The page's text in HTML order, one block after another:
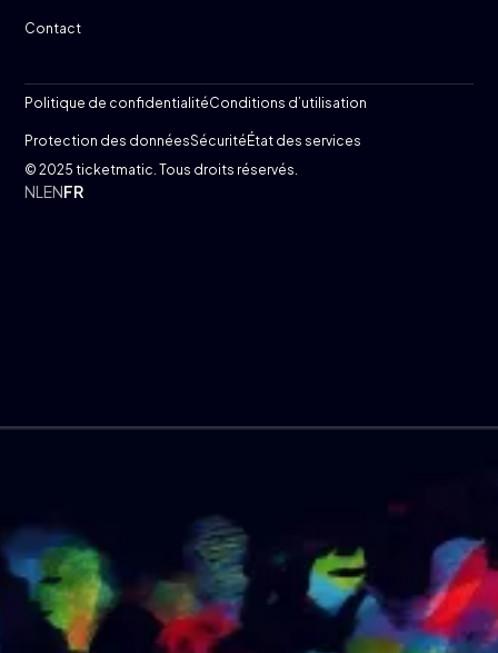
Contact
© 2025 ticketmatic. Tous droits réservés.
Politique de confidentialitéConditions d’utilisation
Protection des donnéesSécurité État des services
NLENFR